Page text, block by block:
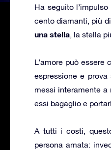
Ha seguito
cento diamanti, più
una stella, la stella
L’amore può
espressione e
messi interamente
essi bagaglio e
A tutti i costi,
persona amata: